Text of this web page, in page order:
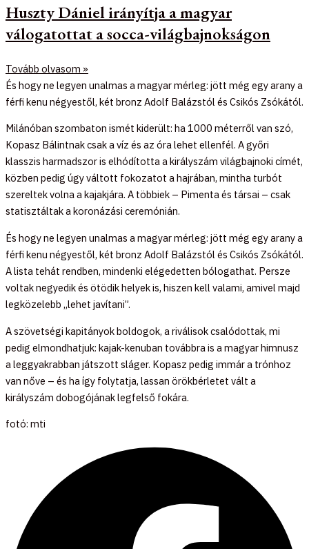
Huszty Dániel irányítja a magyar
válogatottat a socca-világbajnokságon
Tovább olvasom »
És hogy ne legyen unalmas a magyar mérleg: jött még egy arany a
férfi kenu négyestől, két bronz Adolf Balázstól és Csikós Zsókától.
Milánóban szombaton ismét kiderült: ha 1000 méterről van szó,
Kopasz Bálintnak csak a víz és az óra lehet ellenfél. A győri
klasszis harmadszor is elhódította a királyszám világbajnoki címét,
közben pedig úgy váltott fokozatot a hajrában, mintha turbót
szereltek volna a kajakjára. A többiek – Pimenta és társai – csak
statisztáltak a koronázási ceremónián.
És hogy ne legyen unalmas a magyar mérleg: jött még egy arany a
férfi kenu négyestől, két bronz Adolf Balázstól és Csikós Zsókától.
A lista tehát rendben, mindenki elégedetten bólogathat. Persze
voltak negyedik és ötödik helyek is, hiszen kell valami, amivel majd
legközelebb „lehet javítani”.
A szövetségi kapitányok boldogok, a riválisok csalódottak, mi
pedig elmondhatjuk: kajak-kenuban továbbra is a magyar himnusz
a leggyakrabban játszott sláger. Kopasz pedig immár a trónhoz
van nőve – és ha így folytatja, lassan örökbérletet vált a
királyszám dobogójának legfelső fokára.
fotó: mti